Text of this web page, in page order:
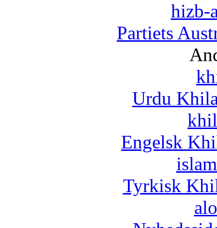
hizb-
Partiets
Urdu
Engelsk
Tyrkisk